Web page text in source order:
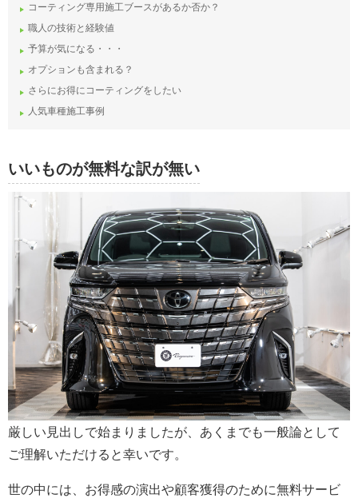
コーティング専用施工ブースがあるか否か？
職人の技術と経験値
予算が気になる・・・
オプションも含まれる？
さらにお得にコーティングをしたい
人気車種施工事例
いいものが無料な訳が無い
厳しい見出しで始まりましたが、あくまでも一般論として
ご理解いただけると幸いです。
世の中には、お得感の演出や顧客獲得のために無料サービ